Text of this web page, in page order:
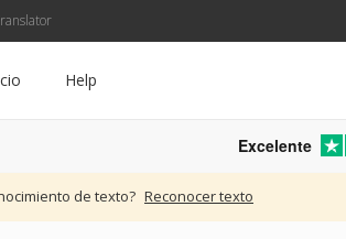
Help
Excelente
de texto? Reconocer texto